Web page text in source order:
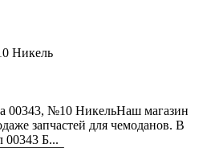
00343, №10 НикельНаш магазин
запчастей для чемоданов. В
00343 Б...